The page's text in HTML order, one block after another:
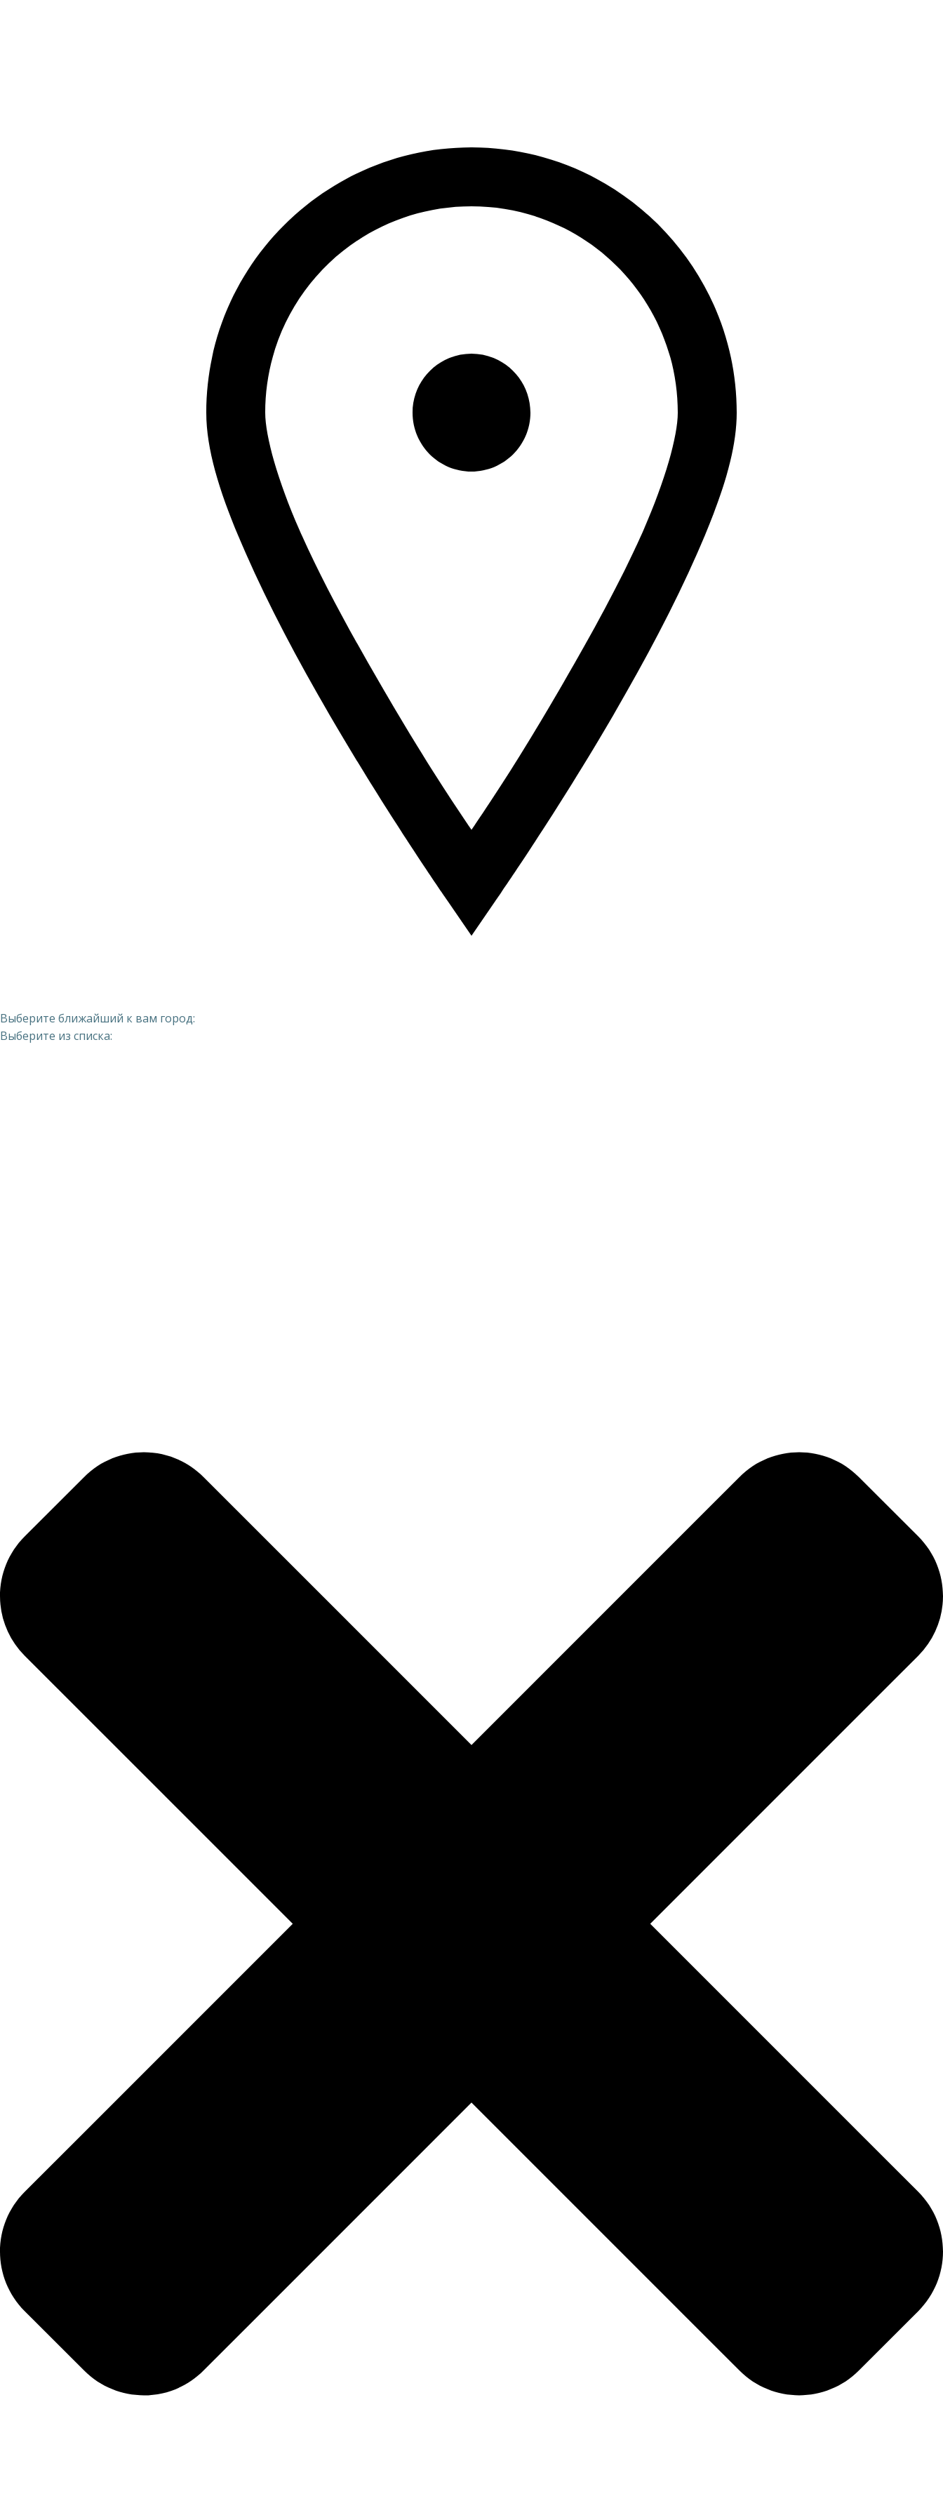
Выберите ближайший к вам город:
Выберите из списка: